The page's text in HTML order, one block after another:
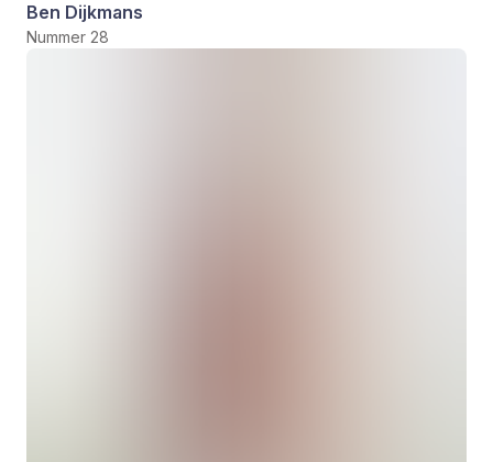
Ben Dijkmans
Nummer 28